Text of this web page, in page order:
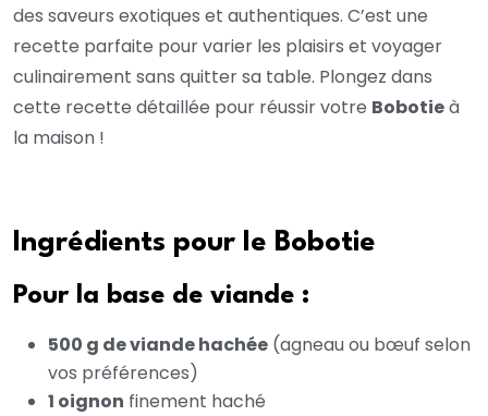
des saveurs exotiques et authentiques. C’est une
recette parfaite pour varier les plaisirs et voyager
culinairement sans quitter sa table. Plongez dans
cette recette détaillée pour réussir votre Bobotieà
la maison !
Ingrédients pour le Bobotie
Pour la base de viande :
500 g de viande hachée (agneau ou bœuf selon
vos préférences)
1 oignon finement haché